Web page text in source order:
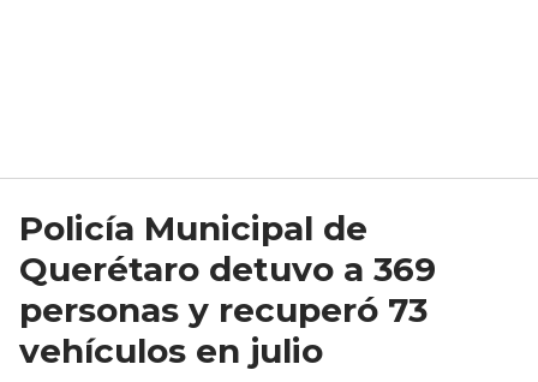
Policía Municipal de
Querétaro detuvo a 369
personas y recuperó 73
vehículos en julio